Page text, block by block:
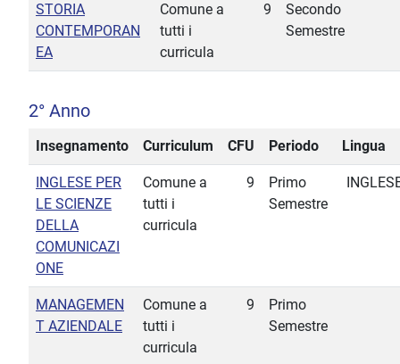
STORIA
CONTEMPORAN
EA
Comune a
tutti i
curricula
9
Secondo
Semestre
2° Anno
Insegnamento Curriculum CFU Periodo Lingua
INGLESE PER
LE SCIENZE
DELLA
COMUNICAZI
ONE
Comune a
tutti i
curricula
9
Primo
Semestre
MANAGEMEN
T AZIENDALE
Comune a
tutti i
curricula
9
Primo
Semestre